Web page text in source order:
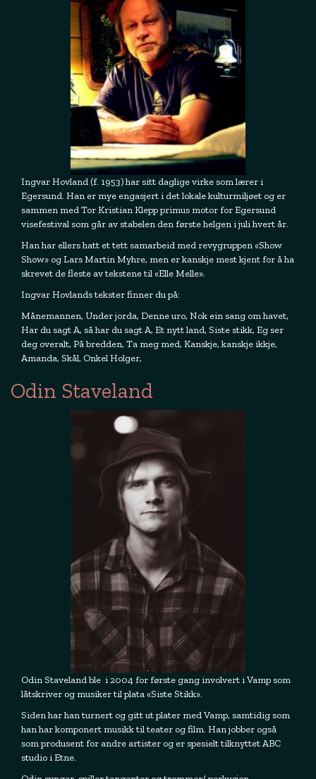
Ingvar Hovland (f. 1953) har sitt daglige virke som lærer i
Egersund. Han er mye engasjert i det lokale kulturmiljøet og er
sammen med Tor Kristian Klepp primus motor for Egersund
visefestival som går av stabelen den første helgen i juli hvert år.
Han har ellers hatt et tett samarbeid med revygruppen «Show
Show» og Lars Martin Myhre, men er kanskje mest kjent for å ha
skrevet de fleste av tekstene til «Elle Melle».
Ingvar Hovlands tekster finner du på:
Månemannen, Under jorda, Denne uro, Nok ein sang om havet,
Har du sagt A, så har du sagt A, Et nytt land, Siste stikk, Eg ser
deg overalt, På bredden, Ta meg med, Kanskje, kanskje ikkje,
Amanda, Skål, Onkel Holger,
Odin Staveland
Odin Staveland ble i 2004 for første gang involvert i Vamp som
låtskriver og musiker til plata «Siste Stikk».
Siden har han turnert og gitt ut plater med Vamp, samtidig som
han har komponert musikk til teater og film. Han jobber også
som produsent for andre artister og er spesielt tilknyttet ABC
studio i Etne.